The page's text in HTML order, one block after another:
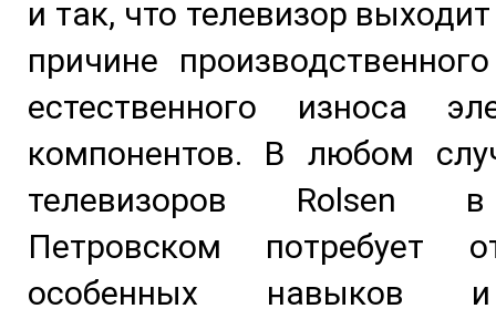
и так, что телевизор
причине
естественного износа
компонентов. В любом
телевизоров Rolsen
Петровском потребует
особенных навыков